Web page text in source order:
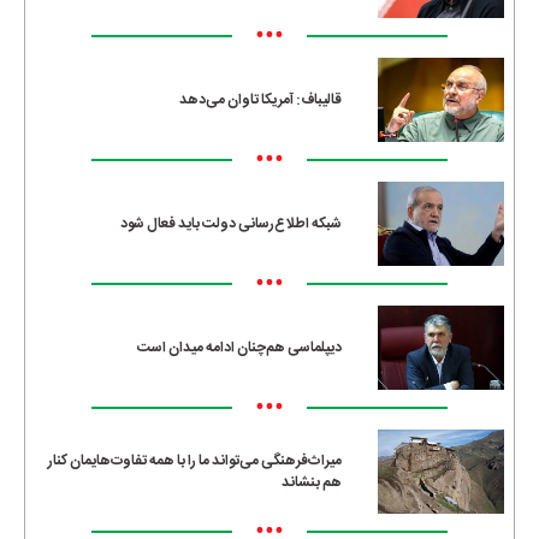
•••
قالیباف: آمریکا تاوان می‌دهد
•••
شبکه اطلاع‌رسانی دولت باید فعال شود
•••
دیپلماسی هم‌چنان ادامه میدان است
•••
میراث‌فرهنگی می‌تواند ما را با همه تفاوت‌هایمان کنار
هم بنشاند